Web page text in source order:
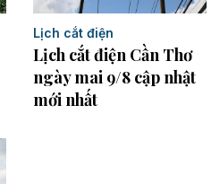
Lịch cắt điện
Lịch cắt điện Cần Thơ
ngày mai 9/8 cập nhật
mới nhất